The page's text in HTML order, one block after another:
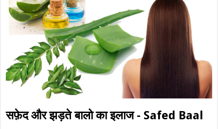
सफ़ेद और झड़ते बालो का इलाज - Safed Baal